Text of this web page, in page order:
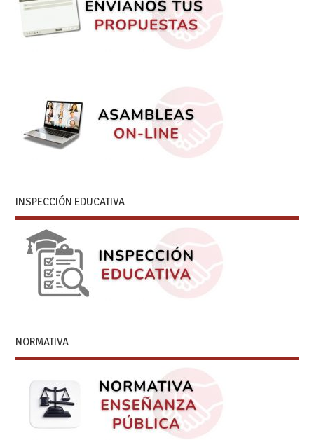
INSPECCIÓN EDUCATIVA
NORMATIVA